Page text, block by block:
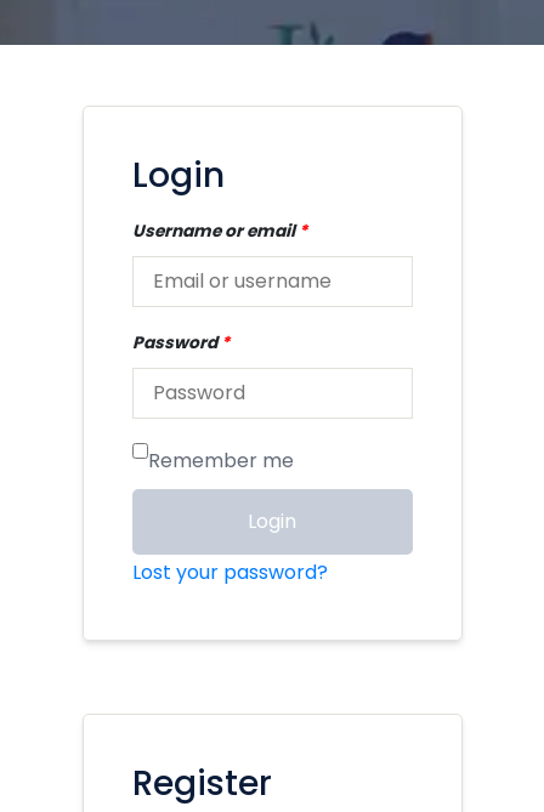
Login
Username or email *
Password *
Remember me
Login
Lost your password?
Register